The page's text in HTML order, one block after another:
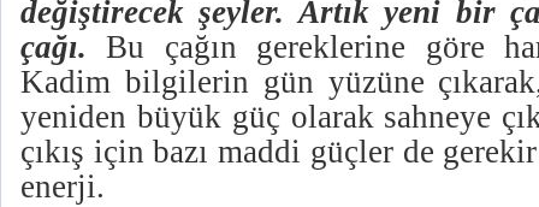
değiştirecek şeyler. Artık yeni bir
çağı. Bu çağın gereklerine göre
Kadim bilgilerin gün yüzüne
yeniden büyük güç olarak sahneye
çıkış için bazı maddi güçler de
enerji.